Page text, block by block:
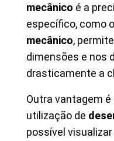
mecânico é a
específico, como o
mecânico,
dimensões e nos
drasticamente a
Outra vantagem é
utilização de
possível